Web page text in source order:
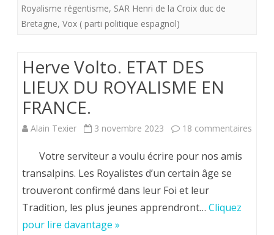
Royalisme régentisme, SAR Henri de la Croix duc de
Bretagne, Vox ( parti politique espagnol)
Herve Volto. ETAT DES
LIEUX DU ROYALISME EN
FRANCE.
Alain Texier 3 novembre 2023 18 commentaires
Votre serviteur a voulu écrire pour nos amis
transalpins. Les Royalistes d’un certain âge se
trouveront confirmé dans leur Foi et leur
Tradition, les plus jeunes apprendront… Cliquez
pour lire davantage »